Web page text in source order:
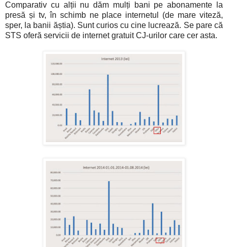
Comparativ cu alții nu dăm mulți bani pe abonamente la
presă și tv, în schimb ne place internetul (de mare viteză,
sper, la banii ăștia). Sunt curios cu cine lucrează. Se pare că
STS oferă servicii de internet gratuit CJ-urilor care cer asta.